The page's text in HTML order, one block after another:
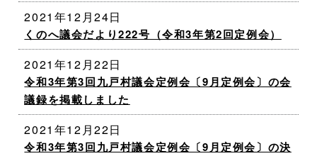
2021年12月24日
くのへ議会だより222号（令和3年第2回定例会）
2021年12月22日
令和3年第3回九戸村議会定例会〔9月定例会〕の会
議録を掲載しました
2021年12月22日
令和3年第3回九戸村議会定例会〔9月定例会〕の決